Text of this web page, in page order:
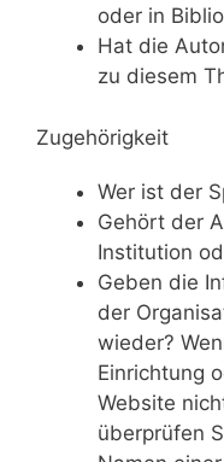
oder in
Hat die
zu diesem
Zugehörigkeit
Wer ist der
Gehört der
Institution
Geben die
der
wieder?
Einrichtung
Website
überprüfen